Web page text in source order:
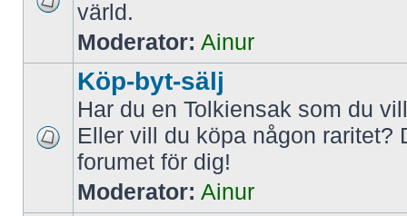
värld.
Moderator: Ainur
Köp-byt-sälj
Har du en Tolkiensak som du
Eller vill du köpa någon raritet?
forumet för dig!
Moderator: Ainur